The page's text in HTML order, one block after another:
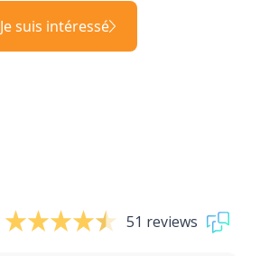
Je suis intéressé
51 reviews